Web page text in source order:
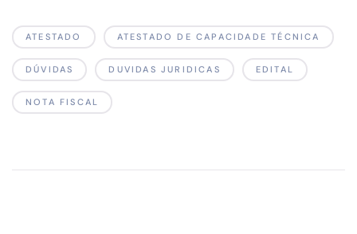
ATESTADO ATESTADO DE CAPACIDADE TÉCNICA
DÚVIDAS DUVIDAS JURIDICAS EDITAL
NOTA FISCAL